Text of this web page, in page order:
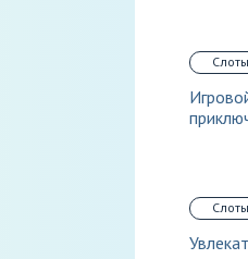
Слоты
Слоты